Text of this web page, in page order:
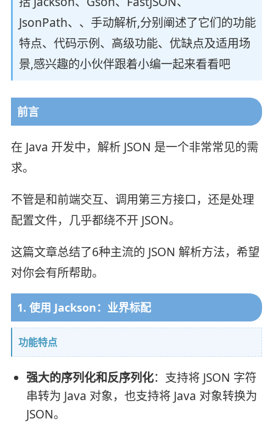
JsonPath、、手动解析,分别阐述了它们的功能
特点、代码示例、高级功能、优缺点及适用场
景,感兴趣的小伙伴跟着小编一起来看看吧
前言
在 Java 开发中，解析 JSON 是一个非常常见的需
求。
不管是和前端交互、调用第三方接口，还是处理
配置文件，几乎都绕不开 JSON。
这篇文章总结了6种主流的 JSON 解析方法，希望
对你会有所帮助。
1. 使用 Jackson：业界标配
功能特点
强大的序列化和反序列化：支持将 JSON 字符
串转为 Java 对象，也支持将 Java 对象转换为
JSON。